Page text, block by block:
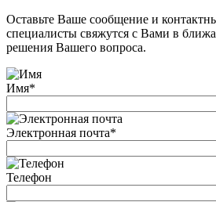
Оставьте Ваше сообщение и
специалисты свяжутся с Вами в
решения Вашего вопроса.
Имя*
Электронная почта*
Телефон